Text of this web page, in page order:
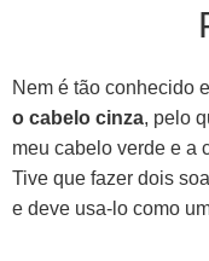
Nem é tão conhecido
o cabelo cinza, pelo
meu cabelo verde e a
Tive que fazer dois
e deve usa-lo como